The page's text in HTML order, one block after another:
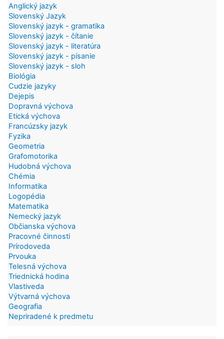
Anglický jazyk
Slovenský Jazyk
Slovenský jazyk - gramatika
Slovenský jazyk - čítanie
Slovenský jazyk - literatúra
Slovenský jazyk - písanie
Slovenský jazyk - sloh
Biológia
Cudzie jazyky
Dejepis
Dopravná výchova
Etická výchova
Francúzsky jazyk
Fyzika
Geometria
Grafomotorika
Hudobná výchova
Chémia
Informatika
Logopédia
Matematika
Nemecký jazyk
Občianska výchova
Pracovné činnosti
Prírodoveda
Prvouka
Telesná výchova
Triednická hodina
Vlastiveda
Výtvarná výchova
Geografia
Nepriradené k predmetu